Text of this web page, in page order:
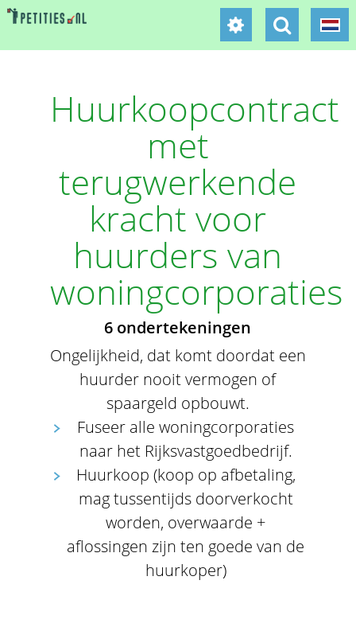
Huurkoopcontract
met
terugwerkende
kracht voor
huurders van
woningcorporaties
6 ondertekeningen
Ongelijkheid, dat komt doordat een
huurder nooit vermogen of
spaargeld opbouwt.
Fuseer alle woningcorporaties
naar het Rijksvastgoedbedrijf.
Huurkoop (koop op afbetaling,
mag tussentijds doorverkocht
worden, overwaarde +
aflossingen zijn ten goede van de
huurkoper)